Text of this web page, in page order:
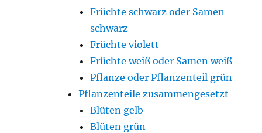
Früchte schwarz oder Samen
schwarz
Früchte violett
Früchte weiß oder Samen weiß
Pflanze oder Pflanzenteil grün
Pflanzenteile zusammengesetzt
Blüten gelb
Blüten grün